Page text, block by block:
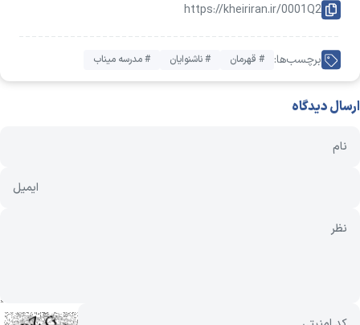
https://kheiriran.ir/0001Q2
برچسب‌ها: # قهرمان # ناشنوایان # مدرسه میناب
ارسال دیدگاه